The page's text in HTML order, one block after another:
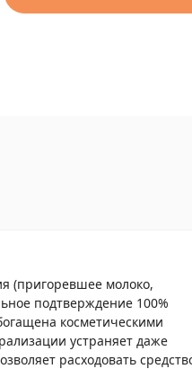
(пригоревшее молоко,
подтверждение 100%
косметическими
устраняет даже
расходовать